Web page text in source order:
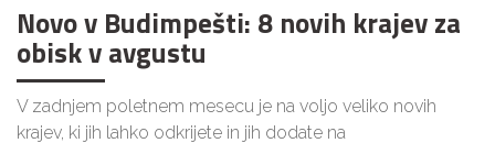
Novo v Budimpešti: 8 novih krajev za
obisk v avgustu
V zadnjem poletnem mesecu je na voljo veliko novih
krajev, ki jih lahko odkrijete in jih dodate na